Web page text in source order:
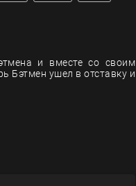
и вместе со своим
Бэтмен ушел в отставку и